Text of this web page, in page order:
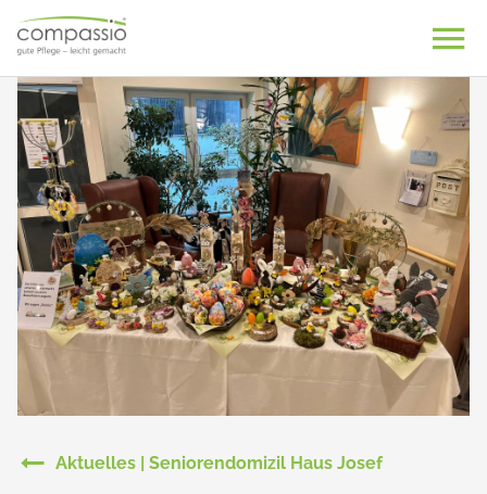
content
Aktuelles | Seniorendomizil Haus Josef